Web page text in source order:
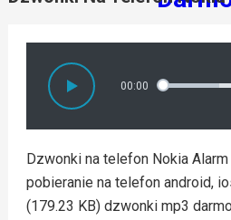
00:00
Dzwonki na telefon Nokia Alarm
pobieranie na telefon android,
(179.23 KB) dzwonki mp3